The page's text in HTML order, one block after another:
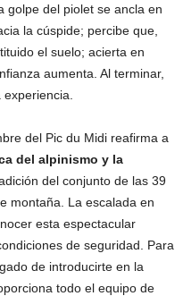
golpe del piolet se ancla en
la cúspide; percibe que,
el suelo; acierta en
aumenta. Al terminar,
del Pic du Midi reafirma a
del alpinismo y la
del conjunto de las 39
montaña. La escalada en
esta espectacular
de seguridad. Para
de introducirte en la
todo el equipo de